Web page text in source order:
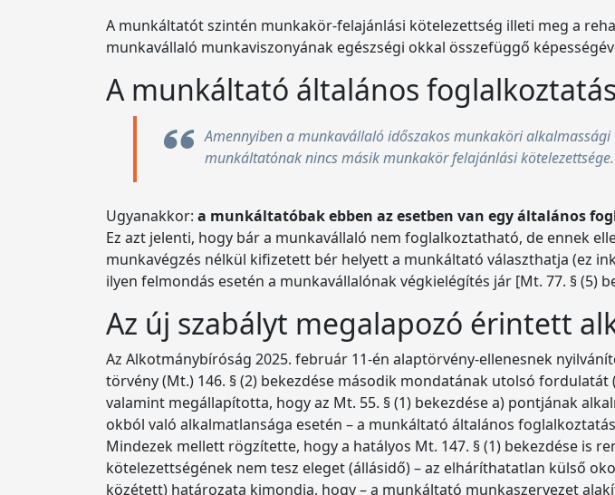
A munkáltatót szintén munkakör-felajánlási kötelezettség illeti meg a
munkavállaló munkaviszonyának egészségi okkal összefüggő
A munkáltató általános
Amennyiben a munkavállaló időszakos munkaköri
munkáltatónak nincs másik munkakör felajánlási kötelezettsége.
Ugyanakkor: a munkáltatóbak ebben az esetben van egy általános
Ez azt jelenti, hogy bár a munkavállaló nem foglalkoztatható, de ennek
munkavégzés nélkül kifizetett bér helyett a munkáltató választhatja (ez
ilyen felmondás esetén a munkavállalónak végkielégítés jár [Mt. 77. § (5)
Az új szabályt megalapozó érintett
Az Alkotmánybíróság 2025. február 11-én alaptörvény-ellenesnek
törvény (Mt.) 146. § (2) bekezdése második mondatának utolsó
valamint megállapította, hogy az Mt. 55. § (1) bekezdése a) pontjának
okból való alkalmatlansága esetén – a munkáltató általános
Mindezek mellett rögzítette, hogy a hatályos Mt. 147. § (1) bekezdése is
kötelezettségének nem tesz eleget (állásidő) – az elháríthatatlan külső
közétett) határozata kimondja, hogy – a munkáltató munkaszervezet